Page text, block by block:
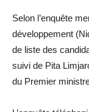
Selon l’enquête
développement
de liste des
suivi de Pita
du Premier